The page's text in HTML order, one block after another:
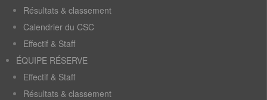
Résultats & classement
Calendrier du CSC
Effectif & Staff
ÉQUIPE RÉSERVE
Effectif & Staff
Résultats & classement